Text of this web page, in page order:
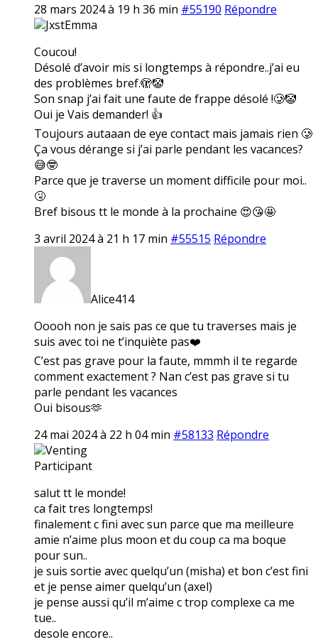
28 mars 2024 à 19 h 36 min #55190 Répondre
JxstEmma
Coucou!
Désolé d’avoir mis si longtemps à répondre..j’ai eu
des problèmes bref.🫣🤡
Son snap j’ai fait une faute de frappe désolé !🥲🤡
Oui je Vais demander! 👍
Toujours autaaan de eye contact mais jamais rien 🥲
Ça vous dérange si j’ai parle pendant les vacances?
😅🤓
Parce que je traverse un moment difficile pour moi..
🤧
Bref bisous tt le monde à la prochaine 😍😘🤩
3 avril 2024 à 21 h 17 min #55515 Répondre
Alice414
Ooooh non je sais pas ce que tu traverses mais je
suis avec toi ne t’inquiète pas❤️
C’est pas grave pour la faute, mmmh il te regarde
comment exactement ? Nan c’est pas grave si tu
parle pendant les vacances
Oui bisous🫶
24 mai 2024 à 22 h 04 min #58133 Répondre
Venting
Participant
salut tt le monde!
ca fait tres longtemps!
finalement c fini avec sun parce que ma meilleure
amie n’aime plus moon et du coup ca ma boque
pour sun..
je suis sortie avec quelqu’un (misha) et bon c’est fini
et je pense aimer quelqu’un (axel)
je pense aussi qu’il m’aime c trop complexe ca me
tue..
desole encore..